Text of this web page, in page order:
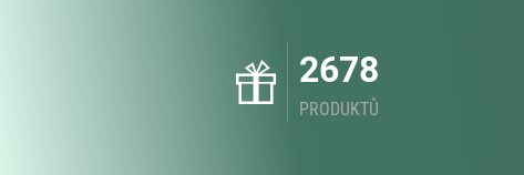
2678
PRODUKTŮ